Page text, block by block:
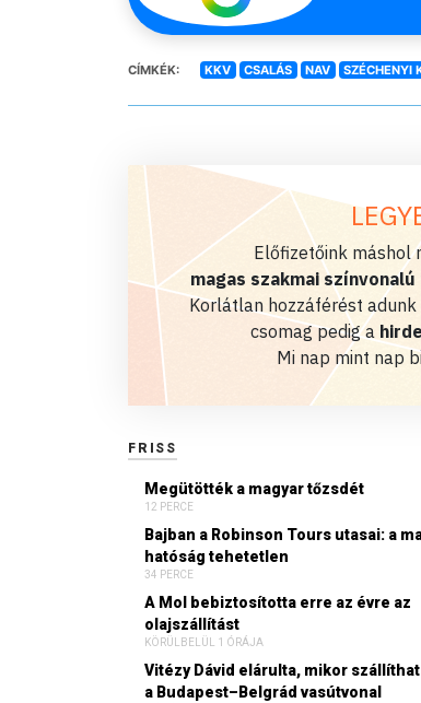
CÍMKÉK: KKV CSALÁS NAV SZÉCHENYI
Előfizetőink máshol
magas szakmai színvonalú
Korlátlan hozzáférést adunk
csomag pedig a
Mi nap mint nap
FRISS
Megütötték a magyar tőzsdét
12 PERCE
Bajban a Robinson Tours utasai: a
hatóság tehetetlen
34 PERCE
A Mol bebiztosította erre az évre az
olajszállítást
KÖRÜLBELÜL 1 ÓRÁJA
Vitézy Dávid elárulta, mikor
a Budapest–Belgrád vasútvonal